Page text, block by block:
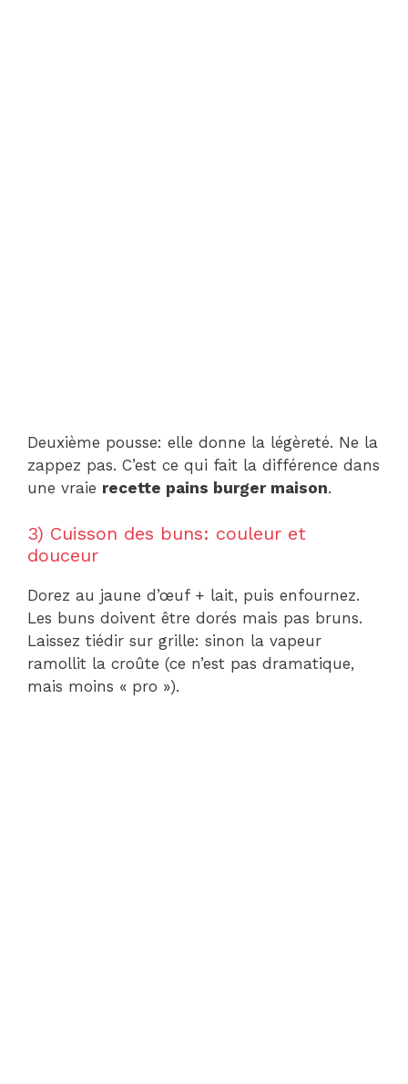
Deuxième pousse: elle donne la légèreté. Ne la
zappez pas. C’est ce qui fait la différence dans
une vraie recette pains burger maison.
3) Cuisson des buns: couleur et
douceur
Dorez au jaune d’œuf + lait, puis enfournez.
Les buns doivent être dorés mais pas bruns.
Laissez tiédir sur grille: sinon la vapeur
ramollit la croûte (ce n’est pas dramatique,
mais moins « pro »).